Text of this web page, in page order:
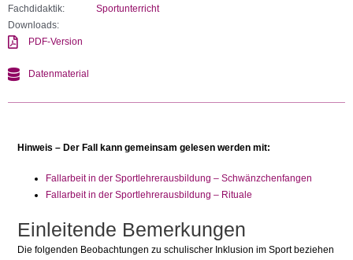
Fachdidaktik:
Sportunterricht
Downloads:
PDF-Version
Datenmaterial
Hinweis – Der Fall kann gemeinsam gelesen werden mit:
Fallarbeit in der Sportlehrerausbildung – Schwänzchenfangen
Fallarbeit in der Sportlehrerausbildung – Rituale
Einleitende Bemerkungen
Die folgenden Beobachtungen zu schulischer Inklusion im Sport beziehen